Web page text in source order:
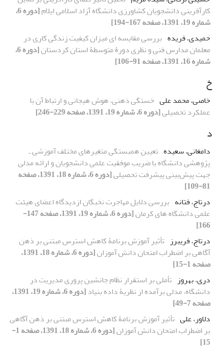
کارآفرینی دانشجویان کشاورزی دانشگاه آزاد اسلامی ایلام
[دوره 6،
شماره 19، 1391، صفحه 167-194]
حمیدی، فریده بررسی مقایسه ‏ای میزان کیفیت زندگی کاری در
معلمان مدارس فنی و نظری دورۀ متوسطۀ استان کردستان
[دوره 6،
شماره 16، 1391، صفحه 91-106]
خ
خاصی، محمد علی خستگی ذهنی، هوش هیجانی و ارتباط آن با
عملکرد تحصیلی[دوره 6، شماره 19، 1391، صفحه 229-246]
د
دامغانی، سعیده تعیین همبستگی متغیرهای مختلف آموزشی ـ
پژوهشی دانشگاه با ضریب موفقیت علمی دانشجویان و ارائه مدلی
جهت پیش‌بینی پیشرفت تحصیلی
[دوره 6، شماره 18، 1391، صفحه
81-109]
درتاج، فتانه بررسی دلایل مهاجرت نخبگان ازدیدگاه اعضای هیئت
علمی دانشگاه های کرمان
[دوره 6، شماره 19، 1391، صفحه 147-
166]
درتاج، فریبرز تأثیر آموزش برنامۀ کاهش استرس مبتنی بر ذهن
آگاهی بر اضطراب امتحان دانش آموزان
[دوره 6، شماره 18، 1391،
صفحه 1-15]
دری، بهروز تأملی بر استقرار نظام جانشین پروری مدیریت در
دانشگاه، مدلی برآمده از نظریۀ داده بنیاد
[دوره 6، شماره 19، 1391،
صفحه 7-49]
دلاور، علی تأثیر آموزش برنامۀ کاهش استرس مبتنی بر ذهن آگاهی
بر اضطراب امتحان دانش آموزان
[دوره 6، شماره 18، 1391، صفحه 1-
15]